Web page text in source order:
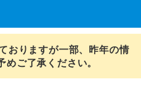
おりますが一部、昨年の情
ご了承ください。